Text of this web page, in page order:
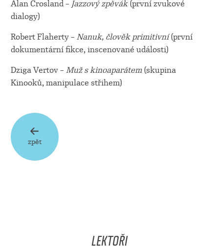
Alan Crosland – Jazzový zpěvák(první zvukové
dialogy)
Robert Flaherty – Nanuk, člověk primitivní(první
dokumentární fikce, inscenované události)
Dziga Vertov – Muž s kinoaparátem(skupina
Kinooků, manipulace střihem)
zpět
LEKTOŘI